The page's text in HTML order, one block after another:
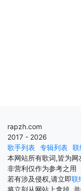
rapzh.com
2017 - 2026
歌手列表 专辑列表 联
本网站所有歌词,皆为网
非营利仅作为参考之用
若有涉及侵权,请立即联
将立刻从网站上拿掉,